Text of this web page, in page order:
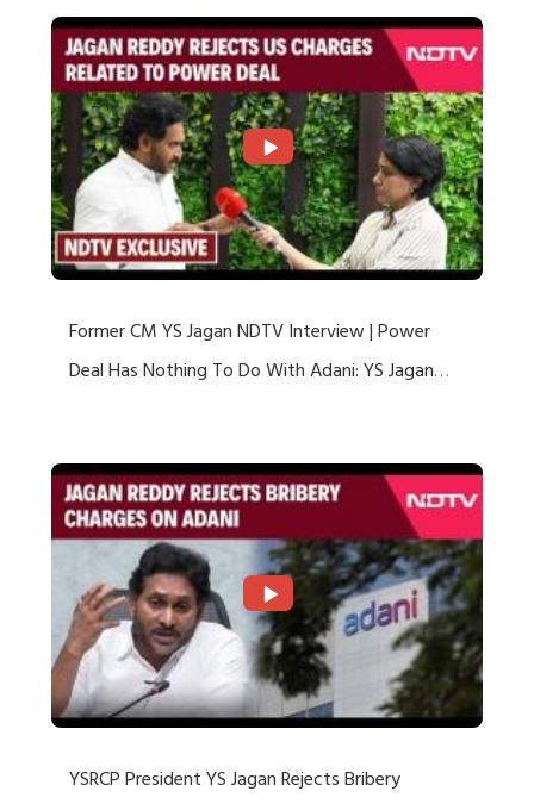
Former CM YS Jagan NDTV Interview | Power
Deal Has Nothing To Do With Adani: YS Jagan
YSRCP President YS Jagan Rejects Bribery